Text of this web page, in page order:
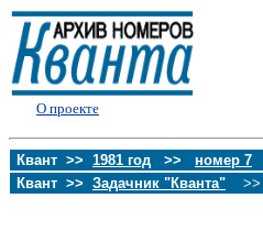
О проекте
Квант >> 1981 год >> номер 7
Квант >> Задачник "Кванта" >>